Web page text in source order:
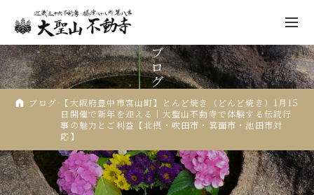
不動寺について
祈願
先祖供養
ブ
ロ
グ
ブログ
【大阪府豊中市宮山町】とんど焼き（どんど焼き）1月15
日開催で新年を迎える｜大聖山不動寺で体験する伝統行
事の魅力とご利益【北摂・吹田市・箕面市・池田市対
応】
行事報告 2025.01.05